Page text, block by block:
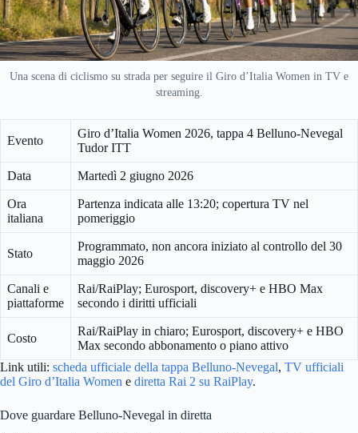
Una scena di ciclismo su strada per seguire il Giro d’Italia Women in TV e
streaming.
Evento
Giro d’Italia Women 2026, tappa 4 Belluno-Nevegal
Tudor ITT
Data Martedì 2 giugno 2026
Ora
italiana
Partenza indicata alle 13:20; copertura TV nel
pomeriggio
Stato
Programmato, non ancora iniziato al controllo del 30
maggio 2026
Canali e
piattaforme
Rai/RaiPlay; Eurosport, discovery+ e HBO Max
secondo i diritti ufficiali
Costo
Rai/RaiPlay in chiaro; Eurosport, discovery+ e HBO
Max secondo abbonamento o piano attivo
Link utili: scheda ufficiale della tappa Belluno-Nevegal, TV ufficiali
del Giro d’Italia Women e diretta Rai 2 su RaiPlay.
Dove guardare Belluno-Nevegal in diretta